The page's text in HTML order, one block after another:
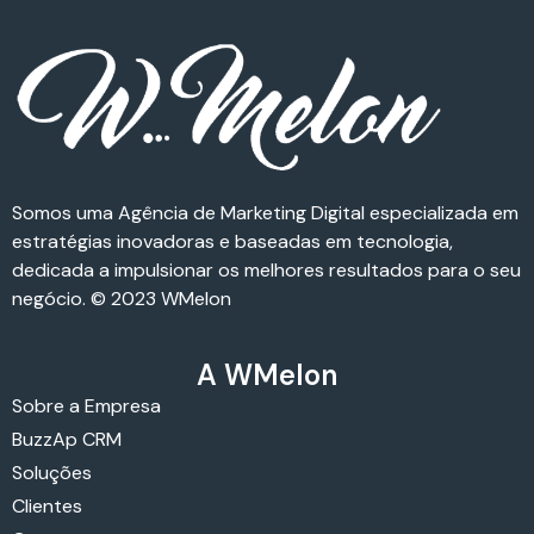
Somos uma Agência de Marketing Digital especializada em
estratégias inovadoras e baseadas em tecnologia,
dedicada a impulsionar os melhores resultados para o seu
negócio. © 2023 WMelon
A WMelon
Sobre a Empresa
BuzzAp CRM
Soluções
Clientes